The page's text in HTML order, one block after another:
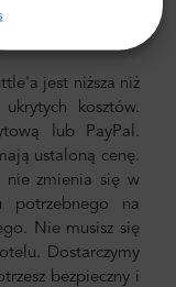
jest niższa niż
kosztów.
lub PayPal.
ustaloną cenę.
nie zmienia się w
potrzebnego na
Nie musisz się
Dostarczymy
bezpieczny i